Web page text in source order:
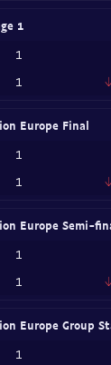
1
1
1
Europe Final
1
1
Europe Semi-
1
1
Europe Group
1